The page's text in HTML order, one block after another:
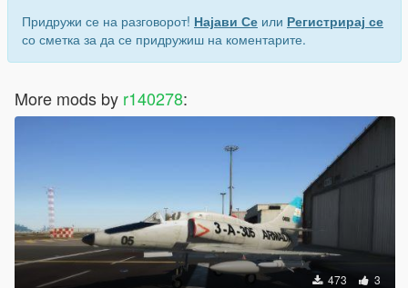
Придружи се на разговорот! Најави Се или Регистрирај се
со сметка за да се придружиш на коментарите.
More mods by r140278:
473 3